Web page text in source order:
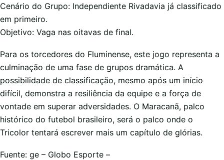
Cenário do Grupo: Independiente Rivadavia já classificado
em primeiro.
Objetivo: Vaga nas oitavas de final.
Para os torcedores do Fluminense, este jogo representa a
culminação de uma fase de grupos dramática. A
possibilidade de classificação, mesmo após um início
difícil, demonstra a resiliência da equipe e a força de
vontade em superar adversidades. O Maracanã, palco
histórico do futebol brasileiro, será o palco onde o
Tricolor tentará escrever mais um capítulo de glórias.
Fuente: ge – Globo Esporte –